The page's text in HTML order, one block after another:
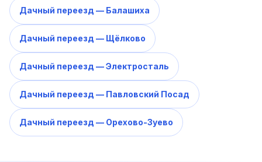
Дачный переезд — Балашиха
Дачный переезд — Щёлково
Дачный переезд — Электросталь
Дачный переезд — Павловский Посад
Дачный переезд — Орехово-Зуево